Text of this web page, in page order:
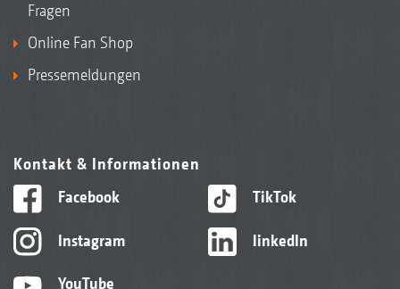
Fragen
Online Fan Shop
Pressemeldungen
Kontakt & Informationen
Facebook
Instagram
YouTube
TikTok
linkedIn